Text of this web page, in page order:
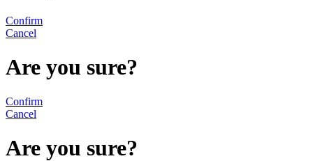
Confirm
Cancel
Are you sure?
Confirm
Cancel
Are you sure?